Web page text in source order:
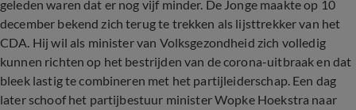
geleden waren dat er nog vijf minder. De Jonge maakte op 10
december bekend zich terug te trekken als lijsttrekker van het
CDA. Hij wil als minister van Volksgezondheid zich volledig
kunnen richten op het bestrijden van de corona-uitbraak en dat
bleek lastig te combineren met het partijleiderschap. Een dag
later schoof het partijbestuur minister Wopke Hoekstra naar